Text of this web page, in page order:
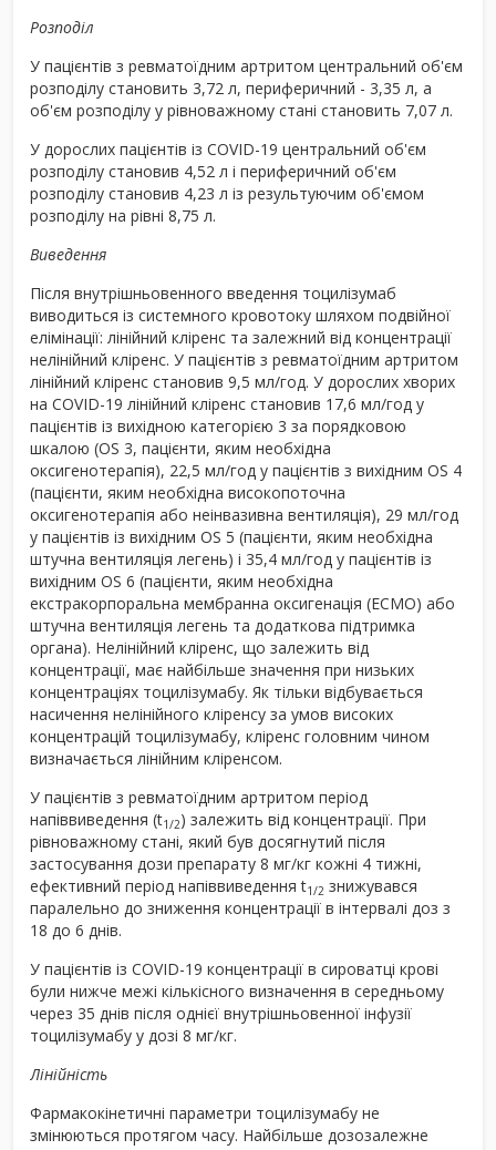
Розподіл
У пацієнтів з ревматоїдним артритом центральний об'єм
розподілу становить 3,72 л, периферичний - 3,35 л, а
об'єм розподілу у рівноважному стані становить 7,07 л.
У дорослих пацієнтів із COVID-19 центральний об'єм
розподілу становив 4,52 л і периферичний об'єм
розподілу становив 4,23 л із результуючим об'ємом
розподілу на рівні 8,75 л.
Виведення
Після внутрішньовенного введення тоцилізумаб
виводиться із системного кровотоку шляхом подвійної
елімінації: лінійний кліренс та залежний від концентрації
нелінійний кліренс. У пацієнтів з ревматоїдним артритом
лінійний кліренс становив 9,5 мл/год. У дорослих хворих
на COVID-19 лінійний кліренс становив 17,6 мл/год у
пацієнтів із вихідною категорією 3 за порядковою
шкалою (OS 3, пацієнти, яким необхідна
оксигенотерапія), 22,5 мл/год у пацієнтів з вихідним OS 4
(пацієнти, яким необхідна високопоточна
оксигенотерапія або неінвазивна вентиляція), 29 мл/год
у пацієнтів із вихідним ОS 5 (пацієнти, яким необхідна
штучна вентиляція легень) і 35,4 мл/год у пацієнтів із
вихідним OS 6 (пацієнти, яким необхідна
екстракорпоральна мембранна оксигенація (ECMO) або
штучна вентиляція легень та додаткова підтримка
органа). Нелінійний кліренс, що залежить від
концентрації, має найбільше значення при низьких
концентраціях тоцилізумабу. Як тільки відбувається
насичення нелінійного кліренсу за умов високих
концентрацій тоцилізумабу, кліренс головним чином
визначається лінійним кліренсом.
У пацієнтів з ревматоїдним артритом період
напіввиведення (t1/2) залежить від концентрації. При
рівноважному стані, який був досягнутий після
застосування дози препарату 8 мг/кг кожні 4 тижні,
ефективний період напіввиведення t1/2 знижувався
паралельно до зниження концентрації в інтервалі доз з
18 до 6 днів.
У пацієнтів із COVID-19 концентрації в сироватці крові
були нижче межі кількісного визначення в середньому
через 35 днів після однієї внутрішньовенної інфузії
тоцилізумабу у дозі 8 мг/кг.
Лінійність
Фармакокінетичні параметри тоцилізумабу не
змінюються протягом часу. Найбільше дозозалежне